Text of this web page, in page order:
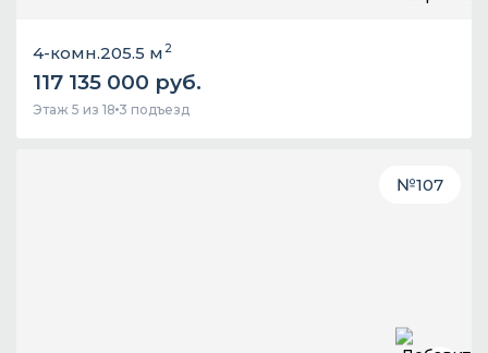
4-комн.205.5 м 2
117 135 000 руб.
Этаж 5 из 18 3 подъезд
№107